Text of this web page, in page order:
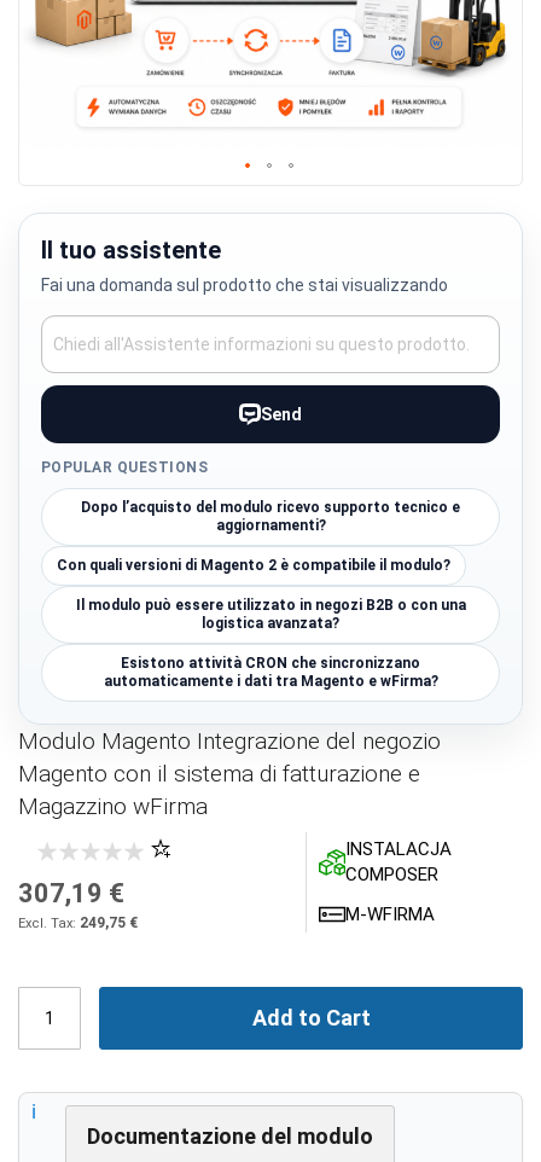
to
the
images
gallery
Il tuo assistente
Fai una domanda sul prodotto che stai visualizzando
Send
POPULAR QUESTIONS
Dopo l’acquisto del modulo ricevo supporto tecnico e
aggiornamenti?
Con quali versioni di Magento 2 è compatibile il modulo?
Il modulo può essere utilizzato in negozi B2B o con una
logistica avanzata?
Esistono attività CRON che sincronizzano
automaticamente i dati tra Magento e wFirma?
Modulo Magento Integrazione del negozio
Magento con il sistema di fatturazione e
Magazzino wFirma
307,19 €
249,75 €
INSTALACJA
COMPOSER
M-WFIRMA
Add to Cart
Documentazione del modulo